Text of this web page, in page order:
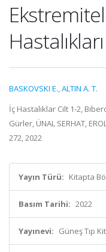
Hastalıkları
BASKOVSKI E.,ALTIN A. T.
İç Hastalıklar Cilt 1-2,
Gürler, ÜNAL SERHAT,
272, 2022
Yayın Türü: Kitapta
Basım Tarihi: 2022
Yayınevi: Güneş Tıp